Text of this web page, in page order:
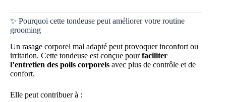
✨ Pourquoi cette tondeuse peut améliorer votre routine
grooming
Un rasage corporel mal adapté peut provoquer inconfort ou
irritation. Cette tondeuse est conçue pourfaciliter
l’entretien des poils corporels avec plus de contrôle et de
confort.
Elle peut contribuer à :